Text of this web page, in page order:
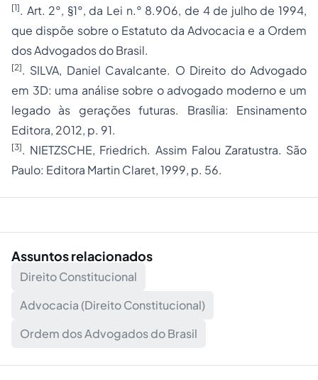
[1]. Art. 2°, §1°, da Lei n.° 8.906, de 4 de julho de 1994,
que dispõe sobre o Estatuto da Advocacia e a Ordem
dos Advogados do Brasil.
[2]. SILVA, Daniel Cavalcante. O Direito do Advogado
em 3D: uma análise sobre o advogado moderno e um
legado às gerações futuras. Brasília: Ensinamento
Editora, 2012, p. 91.
[3]. NIETZSCHE, Friedrich. Assim Falou Zaratustra. São
Paulo: Editora Martin Claret, 1999, p. 56.
Assuntos relacionados
Direito Constitucional
Advocacia (Direito Constitucional)
Ordem dos Advogados do Brasil